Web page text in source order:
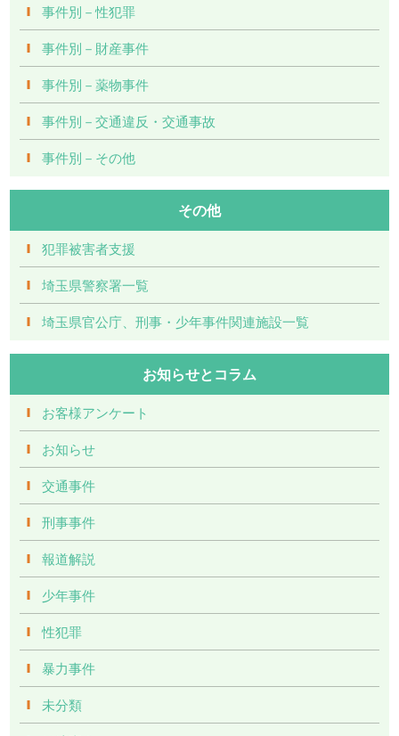
事件別－性犯罪
事件別－財産事件
事件別－薬物事件
事件別－交通違反・交通事故
事件別－その他
その他
犯罪被害者支援
埼玉県警察署一覧
埼玉県官公庁、刑事・少年事件関連施設一覧
お知らせとコラム
お客様アンケート
お知らせ
交通事件
刑事事件
報道解説
少年事件
性犯罪
暴力事件
未分類